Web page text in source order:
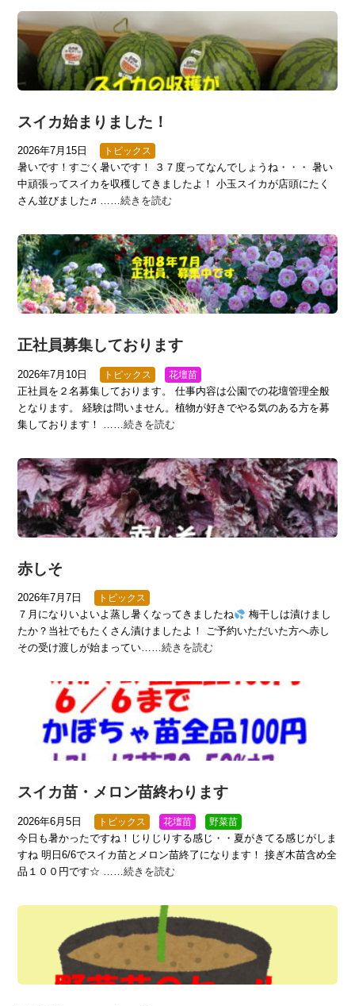
スイカ始まりました！
2026年7月15日 トピックス
暑いです！すごく暑いです！ ３７度ってなんでしょうね・・・ 暑い
中頑張ってスイカを収穫してきましたよ！ 小玉スイカが店頭にたく
さん並びました♬……続きを読む
正社員募集しております
2026年7月10日 トピックス 花壇苗
正社員を２名募集しております。 仕事内容は公園での花壇管理全般
となります。 経験は問いません。植物が好きでやる気のある方を募
集しております！ ……続きを読む
赤しそ
2026年7月7日 トピックス
７月になりいよいよ蒸し暑くなってきましたね
梅干しは漬けまし
たか？当社でもたくさん漬けましたよ！ ご予約いただいた方へ赤し
その受け渡しが始まってい……続きを読む
スイカ苗・メロン苗終わります
2026年6月5日 トピックス 花壇苗 野菜苗
今日も暑かったですね！じりじりする感じ・・夏がきてる感じがしま
すね 明日6/6でスイカ苗とメロン苗終了になります！ 接ぎ木苗含め全
品１００円です☆ ……続きを読む